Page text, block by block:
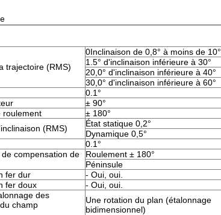
trajectoire (RMS)
0Inclinaison de 0,8° à moins de 10°
1.5° d'inclinaison inférieure à 30°
20,0° d'inclinaison inférieure à 40°
30,0° d'inclinaison inférieure à 60°
0.1°
± 90°
roulement
± 180°
(RMS)
État statique 0,2°
Dynamique 0,5°
0.1°
compensation de
Roulement ± 180°
Péninsule
fer dur
- Oui, oui.
fer doux
- Oui, oui.
des
champ
Une rotation du plan (étalonnage
bidimensionnel)